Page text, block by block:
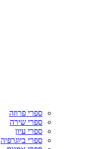
ספרי פרוזה
ספרי שירה
ספרי עיון
ספרי ביוגרפיה